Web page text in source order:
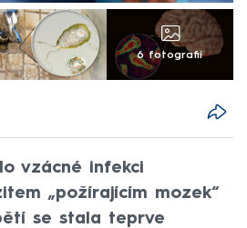
6 fotografií
vzácné infekci
„požírajícím mozek“
se stala teprve